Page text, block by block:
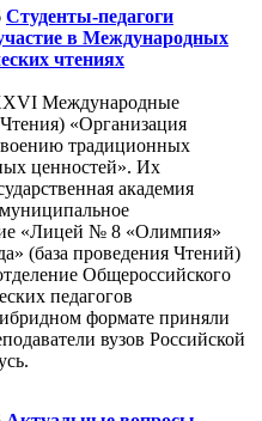
Студенты-педагоги
в Международных
чтениях
Международные
«Организация
традиционных
ценностей». Их
академия
«Лицей № 8 «Олимпия»
(база проведения Чтений)
Общероссийского
педагогов
формате приняли
вузов Российской